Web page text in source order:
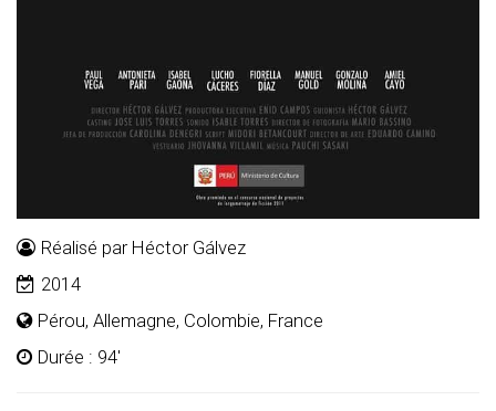
Réalisé par Héctor Gálvez
2014
Pérou, Allemagne, Colombie, France
Durée : 94'